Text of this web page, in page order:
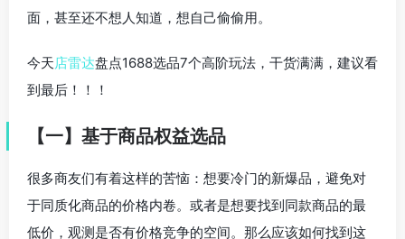
面，甚至还不想人知道，想自己偷偷用。
今天店雷达盘点1688选品7个高阶玩法，干货满满，建议看
到最后！！！
【一】 基于商品权益选品
很多商友们有着这样的苦恼：想要冷门的新爆品，避免对
于同质化商品的价格内卷。或者是想要找到同款商品的最
低价，观测是否有价格竞争的空间。那么应该如何找到这